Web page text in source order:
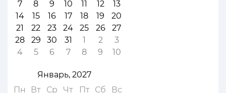
7
8 9 10 11 12
13
14
15 16 17 18 19
20
21
22 23 24 25 26
27
28
29 30 31 1 2
3
4
5 6 7 8 9 10
Январь, 2027
Пн
Вт Ср Чт Пт Сб
Вс